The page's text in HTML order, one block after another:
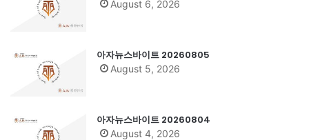
August 6, 2026
아자뉴스바이트 20260805
August 5, 2026
아자뉴스바이트 20260804
August 4, 2026